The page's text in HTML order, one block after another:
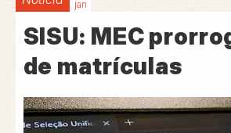
jan
SISU: MEC
de matrículas